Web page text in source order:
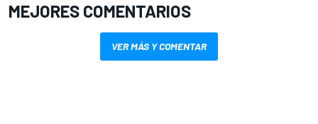
MEJORES COMENTARIOS
VER MÁS Y COMENTAR